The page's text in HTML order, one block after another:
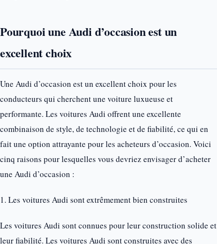
Pourquoi une Audi d’occasion est un
excellent choix
Une Audi d’occasion est un excellent choix pour les
conducteurs qui cherchent une voiture luxueuse et
performante. Les voitures Audi offrent une excellente
combinaison de style, de technologie et de fiabilité, ce qui en
fait une option attrayante pour les acheteurs d’occasion. Voici
cinq raisons pour lesquelles vous devriez envisager d’acheter
une Audi d’occasion :
1. Les voitures Audi sont extrêmement bien construites
Les voitures Audi sont connues pour leur construction solide et
leur fiabilité. Les voitures Audi sont construites avec des